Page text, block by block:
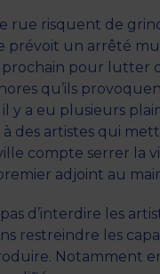
rue risquent de
prévoit un arrêté
prochain pour lutter
qu’ils
y a eu plusieurs
à des artistes qui
compte serrer la
adjoint au
pas d’interdire les
restreindre les
Notamment